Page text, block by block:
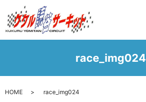
race_img024
HOME race_img024